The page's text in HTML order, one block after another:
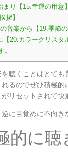
り【15.幸運の用意】
拶】
音楽から【19.季節の
20.カラークリスタ
。
聴くことはとても
るのでぜひ積極的
リセットされて快
に目覚めに不向き
的に聴